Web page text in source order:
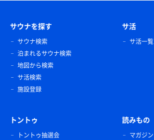
サウナを探す
サウナ検索
泊まれるサウナ検索
地図から検索
サ活検索
施設登録
サ活
サ活一覧
トントゥ
トントゥ抽選会
読みもの
マガジン